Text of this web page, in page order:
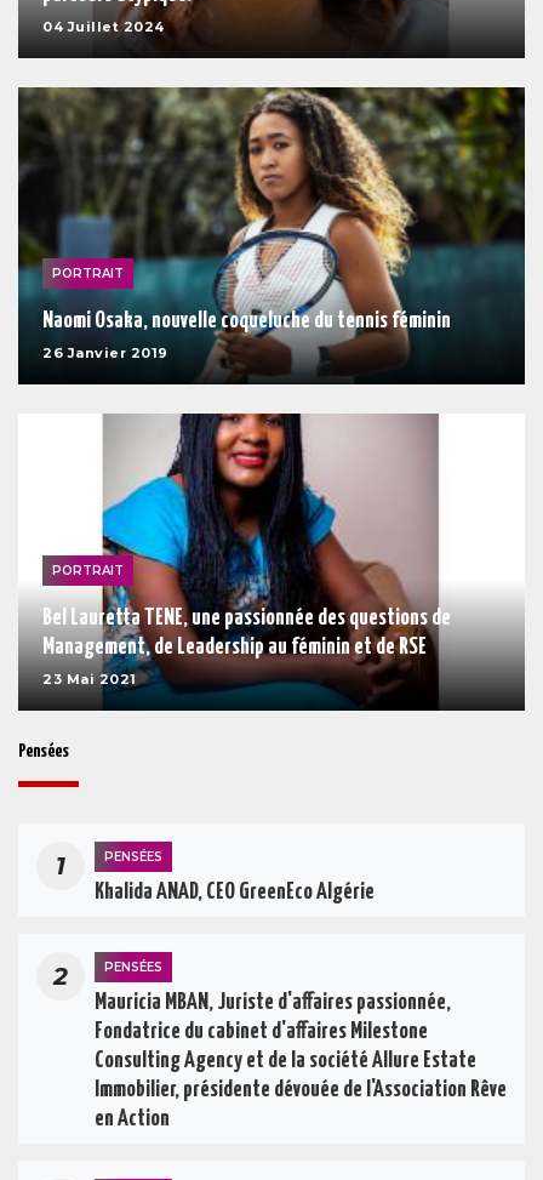
04 Juillet 2024
PORTRAIT
Naomi Osaka, nouvelle coqueluche du tennis féminin
26 Janvier 2019
PORTRAIT
Bel Lauretta TENE, une passionnée des questions de
Management, de Leadership au féminin et de RSE
23 Mai 2021
Pensées
1 PENSÉES
Khalida ANAD, CEO GreenEco Algérie
2 PENSÉES
Mauricia MBAN, Juriste d'affaires passionnée,
Fondatrice du cabinet d'affaires Milestone
Consulting Agency et de la société Allure Estate
Immobilier, présidente dévouée de l'Association Rêve
en Action